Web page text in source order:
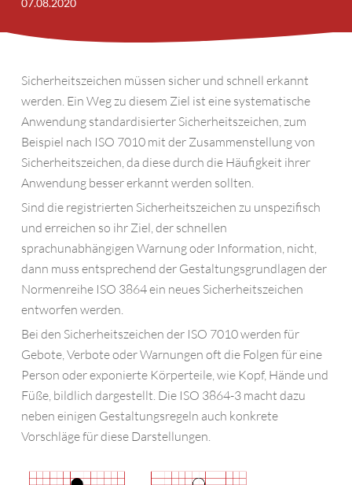
07.08.2020
Sicherheitszeichen müssen sicher und schnell erkannt
werden. Ein Weg zu diesem Ziel ist eine systematische
Anwendung standardisierter Sicherheitszeichen, zum
Beispiel nach ISO 7010 mit der Zusammenstellung von
Sicherheitszeichen, da diese durch die Häufigkeit ihrer
Anwendung besser erkannt werden sollten.
Sind die registrierten Sicherheitszeichen zu unspezifisch
und erreichen so ihr Ziel, der schnellen
sprachunabhängigen Warnung oder Information, nicht,
dann muss entsprechend der Gestaltungsgrundlagen der
Normenreihe ISO 3864 ein neues Sicherheitszeichen
entworfen werden.
Bei den Sicherheitszeichen der ISO 7010 werden für
Gebote, Verbote oder Warnungen oft die Folgen für eine
Person oder exponierte Körperteile, wie Kopf, Hände und
Füße, bildlich dargestellt. Die ISO 3864-3 macht dazu
neben einigen Gestaltungsregeln auch konkrete
Vorschläge für diese Darstellungen.